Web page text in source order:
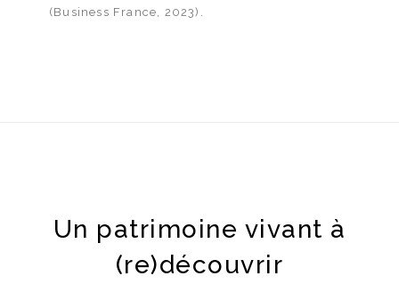
(Business France, 2023).
Un patrimoine vivant à
(re)découvrir